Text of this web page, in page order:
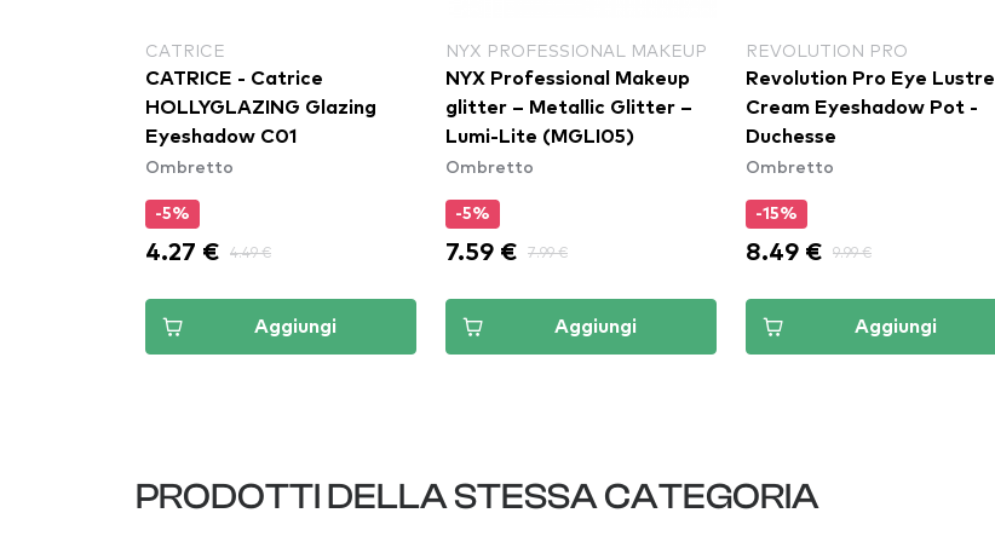
CATRICE
CATRICE - Catrice
HOLLYGLAZING Glazing
Eyeshadow C01
Ombretto
-5%
4.27 € 4.49 €
Aggiungi
NYX PROFESSIONAL MAKEUP
NYX Professional Makeup
glitter – Metallic Glitter –
Lumi-Lite (MGLI05)
Ombretto
-5%
7.59 € 7.99 €
Aggiungi
REVOLUTION PRO
Revolution Pro Eye Lustre
Cream Eyeshadow Pot -
Duchesse
Ombretto
-15%
8.49 € 9.99 €
Aggiungi
PRODOTTI DELLA STESSA CATEGORIA